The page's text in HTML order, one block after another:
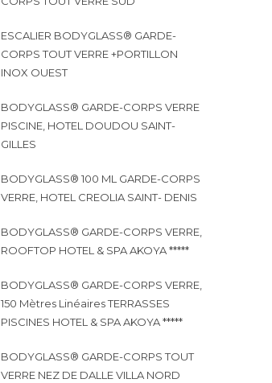
ESCALIER BODYGLASS® GARDE-
CORPS TOUT VERRE +PORTILLON
INOX OUEST
BODYGLASS® GARDE-CORPS VERRE
PISCINE, HOTEL DOUDOU SAINT-
GILLES
BODYGLASS® 100 ML GARDE-CORPS
VERRE, HOTEL CREOLIA SAINT- DENIS
BODYGLASS® GARDE-CORPS VERRE,
ROOFTOP HOTEL & SPA AKOYA *****
BODYGLASS® GARDE-CORPS VERRE,
150 Mètres Linéaires TERRASSES
PISCINES HOTEL & SPA AKOYA *****
BODYGLASS® GARDE-CORPS TOUT
VERRE NEZ DE DALLE VILLA NORD